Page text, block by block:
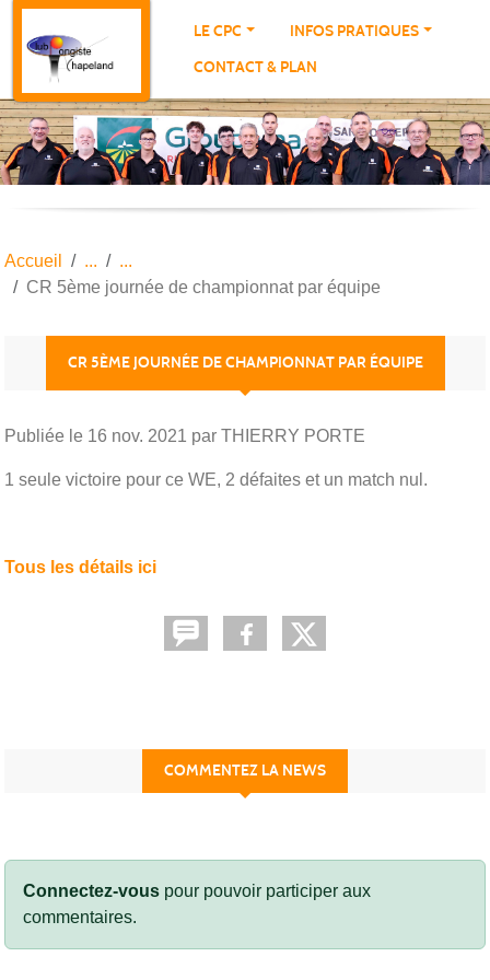
LE CPC
INFOS PRATIQUES
CONTACT & PLAN
Accueil
CR 5ème journée de championnat par équipe
CR 5ÈME JOURNÉE DE CHAMPIONNAT PAR ÉQUIPE
Publiée le 16 nov. 2021 par THIERRY PORTE
1 seule victoire pour ce WE, 2 défaites et un match nul.
Tous les détails ici
COMMENTEZ LA NEWS
Connectez-vous pour pouvoir participer aux
commentaires.
Panneau de gestion des cookies